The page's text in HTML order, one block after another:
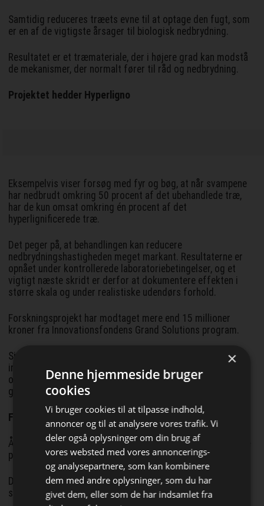
Bliv opdateret hver dag
Samtidig reduceres træets evne til at optage den fugt, som
er en af de vigtigste årsager til biologisk nedbrydning.
Resultatet er et træmateriale, der i højere grad kan modstå
de mekanismer, der normalt fører til råd og nedbrydning.
Projektet hedder Hyperligno
Eksempelvis viser forsøg med fyr og bøg, at når svampene
har nedbrudt omkring 50 procent af det ubehandlede træ,
har de kun omsat omkring én procent af det
hyperlignificerede træ.
Det peger på, at behandlingen kan reducere
nedbrydningshastigheden meget markant. Resultaterne er
opnået under kontrollerede laboratoriebetingelser, og et
vigtigt næste skridt er derfor at dokumentere effekten i
større skala og under realistiske udendørs forhold.
Forskningsprojekt har modtaget mere end 15 millioner
kroner fra Innovationsfondens Grand Solutions program.
Sidste år vandt forskerne også den store europæiske
innovationskonkurrence ”Evergreeen Prize for Innovation”
og modtog 300.000 Euro til videreudviklingen af deres
giftfri træbeskyttelse.
Fakta
Årligt sælges 6,5 millioner kubikmeter trykimprægneret træ
på det europæiske marked.
Det trykimprægnerede træ har kun en enkelt livscyklus og
sendes derefter typisk til Tyskland for at blive brændt af.
×
Denne hjemmeside bruger
cookies
Vi bruger cookies til at tilpasse indhold,
annoncer og til at analysere vores trafik. Vi
deler også oplysninger om din brug af
vores websted med vores annoncerings-
og analysepartnere, som kan kombinere
dem med andre oplysninger, som du har
givet dem, eller som de har indsamlet fra